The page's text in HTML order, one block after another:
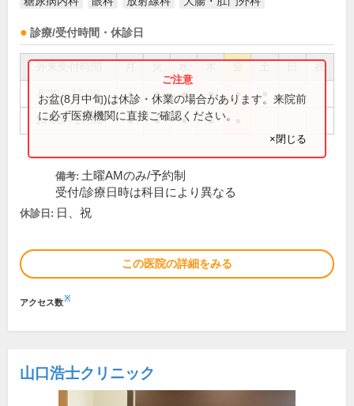
診療/受付時間・休診日
祝
8:30～12:30 ● ● ● ● ●
14:00～17:30 ● ● ● ●
お盆(8月中旬)は休診・休業の場合があります。来院前
に必ず医療機関に直接ご確認ください。
×閉じる
備考: 土曜AMのみ/予約制
受付/診療日時は科目により異なる
休診日: 日、祝
この医院の詳細をみる
アクセス数※
山口浩士クリニック